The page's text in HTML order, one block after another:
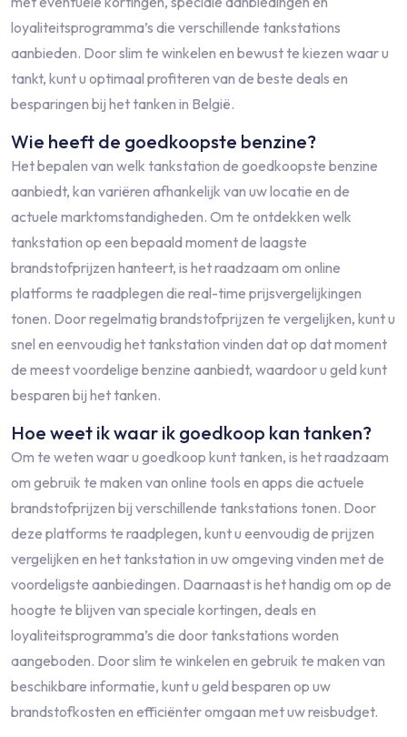
loyaliteitsprogramma’s die verschillende tankstations
aanbieden. Door slim te winkelen en bewust te kiezen waar u
tankt, kunt u optimaal profiteren van de beste deals en
besparingen bij het tanken in België.
Wie heeft de goedkoopste benzine?
Het bepalen van welk tankstation de goedkoopste benzine
aanbiedt, kan variëren afhankelijk van uw locatie en de
actuele marktomstandigheden. Om te ontdekken welk
tankstation op een bepaald moment de laagste
brandstofprijzen hanteert, is het raadzaam om online
platforms te raadplegen die real-time prijsvergelijkingen
tonen. Door regelmatig brandstofprijzen te vergelijken, kunt u
snel en eenvoudig het tankstation vinden dat op dat moment
de meest voordelige benzine aanbiedt, waardoor u geld kunt
besparen bij het tanken.
Hoe weet ik waar ik goedkoop kan tanken?
Om te weten waar u goedkoop kunt tanken, is het raadzaam
om gebruik te maken van online tools en apps die actuele
brandstofprijzen bij verschillende tankstations tonen. Door
deze platforms te raadplegen, kunt u eenvoudig de prijzen
vergelijken en het tankstation in uw omgeving vinden met de
voordeligste aanbiedingen. Daarnaast is het handig om op de
hoogte te blijven van speciale kortingen, deals en
loyaliteitsprogramma’s die door tankstations worden
aangeboden. Door slim te winkelen en gebruik te maken van
beschikbare informatie, kunt u geld besparen op uw
brandstofkosten en efficiënter omgaan met uw reisbudget.